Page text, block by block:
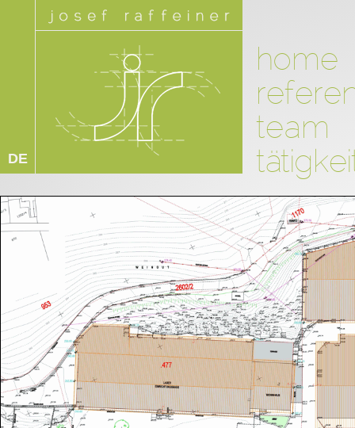
DE
home
team